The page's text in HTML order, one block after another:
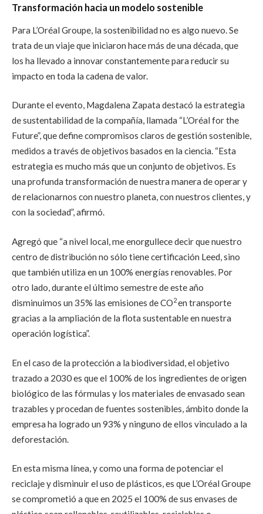
Transformación hacia un modelo sostenible
Para L’Oréal Groupe, la sostenibilidad no es algo nuevo. Se
trata de un viaje que iniciaron hace más de una década, que
los ha llevado a innovar constantemente para reducir su
impacto en toda la cadena de valor.
Durante el evento, Magdalena Zapata destacó la estrategia
de sustentabilidad de la compañía, llamada “L’Oréal for the
Future”, que define compromisos claros de gestión sostenible,
medidos a través de objetivos basados en la ciencia. “Esta
estrategia es mucho más que un conjunto de objetivos. Es
una profunda transformación de nuestra manera de operar y
de relacionarnos con nuestro planeta, con nuestros clientes, y
con la sociedad”, afirmó.
Agregó que “a nivel local, me enorgullece decir que nuestro
centro de distribución no sólo tiene certificación Leed, sino
que también utiliza en un 100% energías renovables. Por
otro lado, durante el último semestre de este año
disminuimos un 35% las emisiones de CO2en transporte
gracias a la ampliación de la flota sustentable en nuestra
operación logística”.
En el caso de la protección a la biodiversidad, el objetivo
trazado a 2030 es que el 100% de los ingredientes de origen
biológico de las fórmulas y los materiales de envasado sean
trazables y procedan de fuentes sostenibles, ámbito donde la
empresa ha logrado un 93% y ninguno de ellos vinculado a la
deforestación.
En esta misma línea, y como una forma de potenciar el
reciclaje y disminuir el uso de plásticos, es que L’Oréal Groupe
se comprometió a que en 2025 el 100% de sus envases de